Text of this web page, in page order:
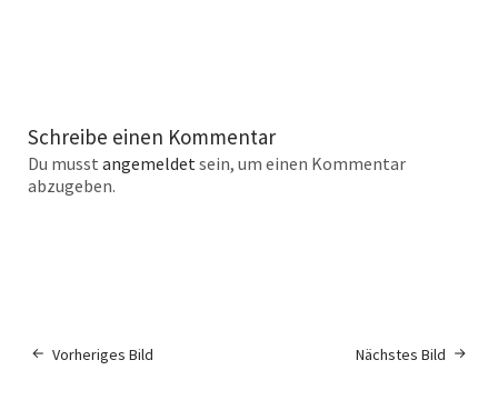
Schreibe einen Kommentar
Du musst angemeldet sein, um einen Kommentar
abzugeben.
Nächstes Bild
Vorheriges Bild